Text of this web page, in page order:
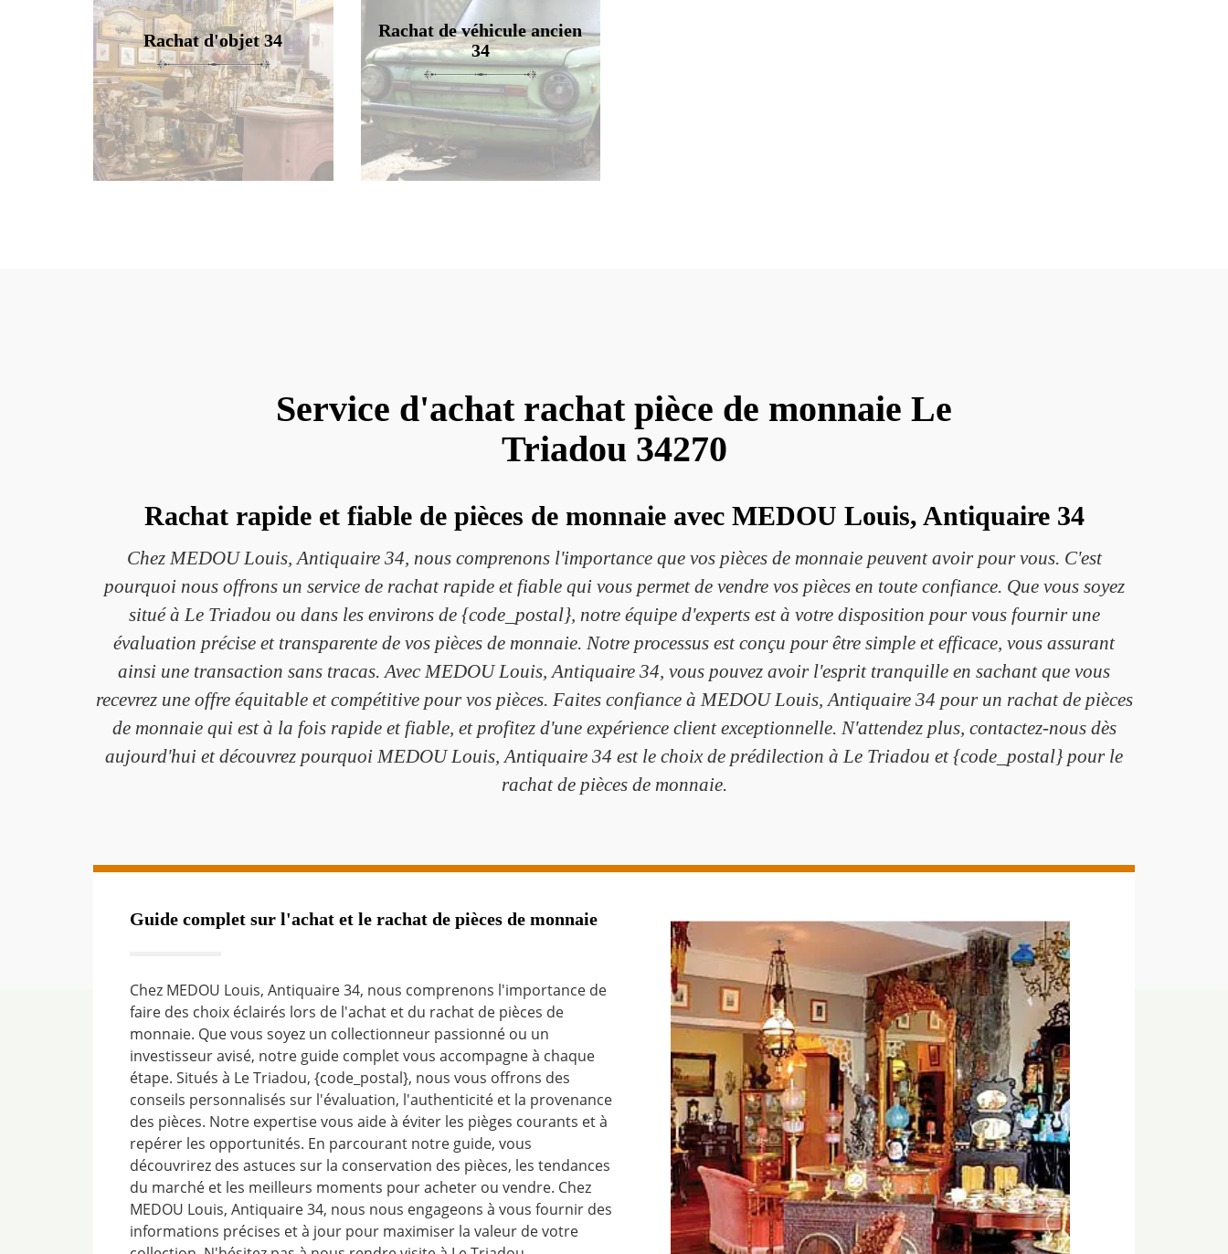
Rachat d'objet 34
Rachat de véhicule ancien
34
Service d'achat rachat pièce de monnaie Le
Triadou 34270
Rachat rapide et fiable de pièces de monnaie avec MEDOU Louis, Antiquaire 34
Chez MEDOU Louis, Antiquaire 34, nous comprenons l'importance que vos pièces de monnaie peuvent avoir pour vous. C'est
pourquoi nous offrons un service de rachat rapide et fiable qui vous permet de vendre vos pièces en toute confiance. Que vous soyez
situé à Le Triadou ou dans les environs de {code_postal}, notre équipe d'experts est à votre disposition pour vous fournir une
évaluation précise et transparente de vos pièces de monnaie. Notre processus est conçu pour être simple et efficace, vous assurant
ainsi une transaction sans tracas. Avec MEDOU Louis, Antiquaire 34, vous pouvez avoir l'esprit tranquille en sachant que vous
recevrez une offre équitable et compétitive pour vos pièces. Faites confiance à MEDOU Louis, Antiquaire 34 pour un rachat de pièces
de monnaie qui est à la fois rapide et fiable, et profitez d'une expérience client exceptionnelle. N'attendez plus, contactez-nous dès
aujourd'hui et découvrez pourquoi MEDOU Louis, Antiquaire 34 est le choix de prédilection à Le Triadou et {code_postal} pour le
rachat de pièces de monnaie.
Guide complet sur l'achat et le rachat de pièces de monnaie
Chez MEDOU Louis, Antiquaire 34, nous comprenons l'importance de
faire des choix éclairés lors de l'achat et du rachat de pièces de
monnaie. Que vous soyez un collectionneur passionné ou un
investisseur avisé, notre guide complet vous accompagne à chaque
étape. Situés à Le Triadou, {code_postal}, nous vous offrons des
conseils personnalisés sur l'évaluation, l'authenticité et la provenance
des pièces. Notre expertise vous aide à éviter les pièges courants et à
repérer les opportunités. En parcourant notre guide, vous
découvrirez des astuces sur la conservation des pièces, les tendances
du marché et les meilleurs moments pour acheter ou vendre. Chez
MEDOU Louis, Antiquaire 34, nous nous engageons à vous fournir des
informations précises et à jour pour maximiser la valeur de votre